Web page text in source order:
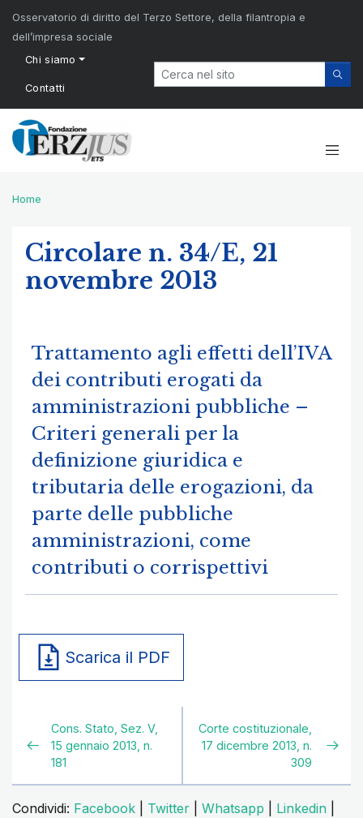
Osservatorio di diritto del Terzo Settore, della filantropia e
dell’impresa sociale
Chi siamo
Contatti
Home
Circolare n. 34/E, 21
novembre 2013
Trattamento agli effetti dell’IVA
dei contributi erogati da
amministrazioni pubbliche –
Criteri generali per la
definizione giuridica e
tributaria delle erogazioni, da
parte delle pubbliche
amministrazioni, come
contributi o corrispettivi
Scarica il PDF
Cons. Stato, Sez. V,
15 gennaio 2013, n.
181
Corte costituzionale,
17 dicembre 2013, n.
309
Condividi: Facebook Twitter Whatsapp Linkedin